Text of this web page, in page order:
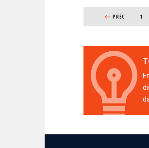
PAGINATION
PAGE
PRÉC 1